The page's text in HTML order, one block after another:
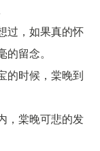
过，如果真的怀
留念。
的时候，棠晚到
，棠晚可悲的发